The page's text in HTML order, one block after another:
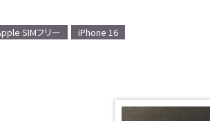
SIMフリー iPhone 16